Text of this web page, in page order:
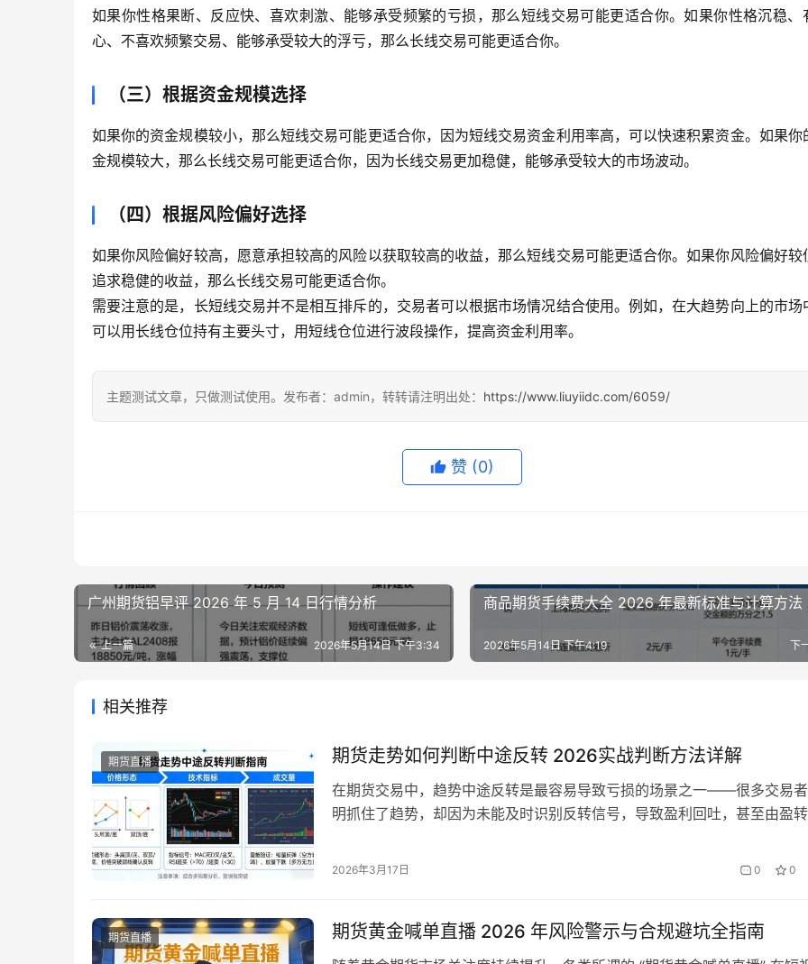
如果你性格果断、反应快、喜欢刺激、能够承受频繁的亏损，那么短线交易可能更适合你。如果你性格沉稳、
心、不喜欢频繁交易、能够承受较大的浮亏，那么长线交易可能更适合你。
（三）根据资金规模选择
如果你的资金规模较小，那么短线交易可能更适合你，因为短线交易资金利用率高，可以快速积累资金。如果你
金规模较大，那么长线交易可能更适合你，因为长线交易更加稳健，能够承受较大的市场波动。
（四）根据风险偏好选择
如果你风险偏好较高，愿意承担较高的风险以获取较高的收益，那么短线交易可能更适合你。如果你风险偏好较
追求稳健的收益，那么长线交易可能更适合你。
需要注意的是，长短线交易并不是相互排斥的，交易者可以根据市场情况结合使用。例如，在大趋势向上的市场
可以用长线仓位持有主要头寸，用短线仓位进行波段操作，提高资金利用率。
主题测试文章，只做测试使用。发布者：admin，转转请注明出处： https://www.liuyiidc.com/6059/
赞 (0)
广州期货铝早评 2026 年 5 月 14 日行情分析
上一篇 2026年5月14日 下午3:34
商品期货手续费大全 2026 年最新标准与计算方法
下
2026年5月14日 下午4:19
相关推荐
期货直播 期货走势如何判断中途反转 2026实战判断方法详解
在期货交易中，趋势中途反转是最容易导致亏损的场景之一——很多交易
明抓住了趋势，却因为未能及时识别反转信号，导致盈利回吐，甚至由盈转
反转，都需要结合技术信号、量仓变化综合判断，不能仅凭单一指标下结论
2026年3月17日 0 0
期货直播 期货黄金喊单直播 2026 年风险警示与合规避坑全指南